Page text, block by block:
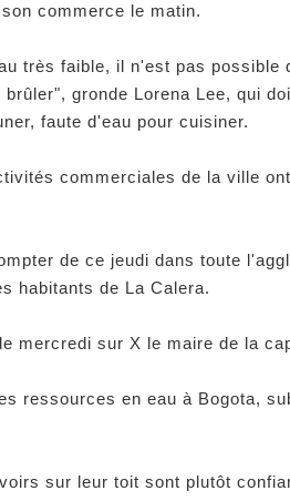
commerce le matin.
très faible, il n'est pas possible
gronde Lorena Lee, qui
faute d'eau pour cuisiner.
commerciales de la ville
de ce jeudi dans toute
habitants de La Calera.
mercredi sur X le maire de la
ressources en eau à Bogota,
sur leur toit sont plutôt